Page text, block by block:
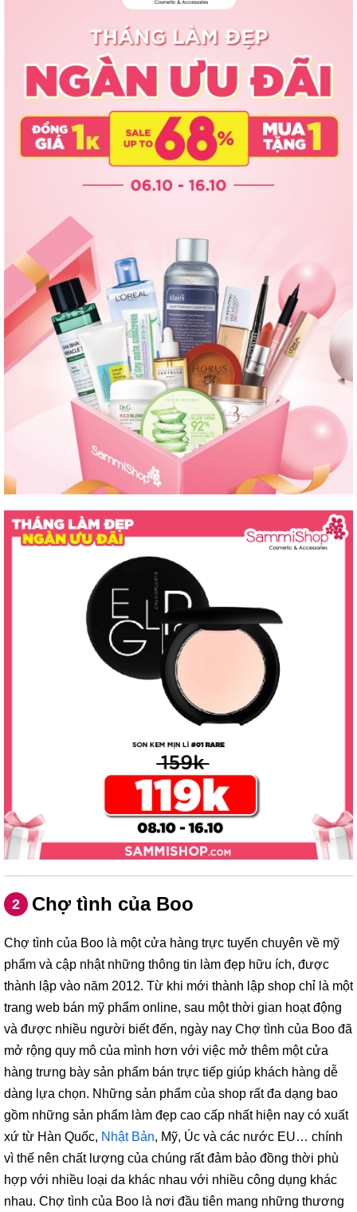
2 Chợ tình của Boo
Chợ tình của Boo là một cửa hàng trực tuyến chuyên về mỹ
phẩm và cập nhật những thông tin làm đẹp hữu ích, được
thành lập vào năm 2012. Từ khi mới thành lập shop chỉ là một
trang web bán mỹ phẩm online, sau một thời gian hoạt động
và được nhiều người biết đến, ngày nay Chợ tình của Boo đã
mở rộng quy mô của mình hơn với việc mở thêm một cửa
hàng trưng bày sản phẩm bán trực tiếp giúp khách hàng dễ
dàng lựa chọn. Những sản phẩm của shop rất đa dạng bao
gồm những sản phẩm làm đẹp cao cấp nhất hiện nay có xuất
xứ từ Hàn Quốc, Nhật Bản, Mỹ, Úc và các nước EU… chính
vì thế nên chất lượng của chúng rất đảm bảo đồng thời phù
hợp với nhiều loại da khác nhau với nhiều công dụng khác
nhau. Chợ tình của Boo là nơi đầu tiên mang những thương